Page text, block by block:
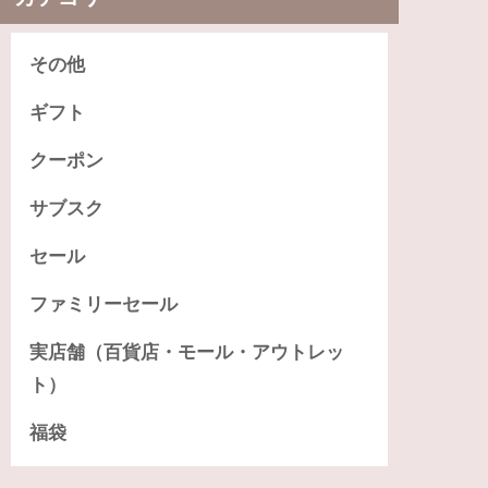
その他
ギフト
クーポン
サブスク
セール
ファミリーセール
実店舗（百貨店・モール・アウトレッ
ト）
福袋